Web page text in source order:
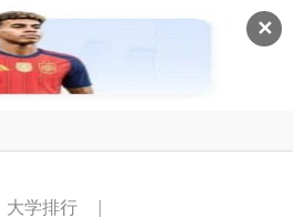
✕
大学排行